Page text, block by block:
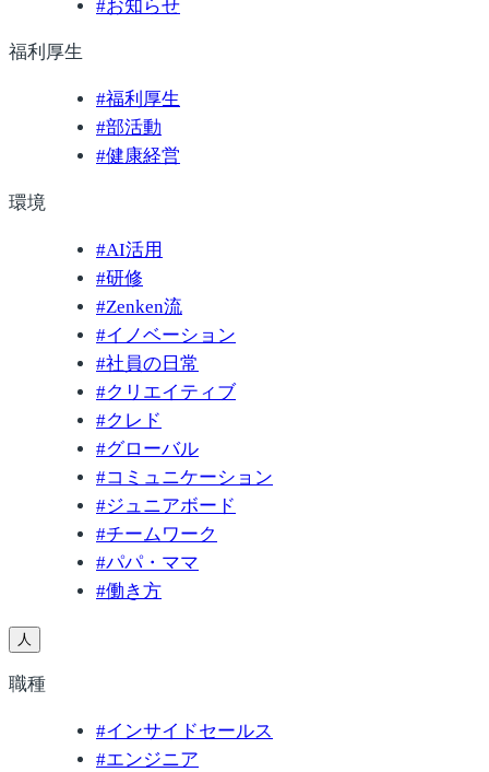
#お知らせ
福利厚生
#福利厚生
#部活動
#健康経営
環境
#AI活用
#研修
#Zenken流
#イノベーション
#社員の日常
#クリエイティブ
#クレド
#グローバル
#コミュニケーション
#ジュニアボード
#チームワーク
#パパ・ママ
#働き方
人
職種
#インサイドセールス
#エンジニア